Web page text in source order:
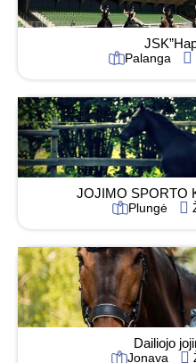
Palanga
JOJIMO SPORTO
Plungė
Dailiojo
Jonava